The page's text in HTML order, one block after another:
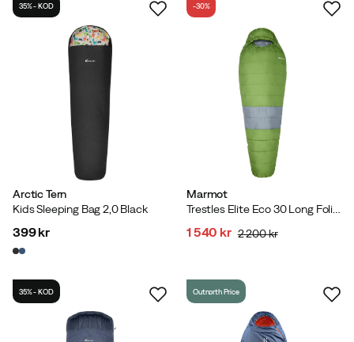
Arctic Tern
Kids Sleeping Bag 2,0 Black
35% - KOD
price
399 kr
Marmot
-30%
1 540 kr 2 200 kr
35% - KOD Outnorth Price